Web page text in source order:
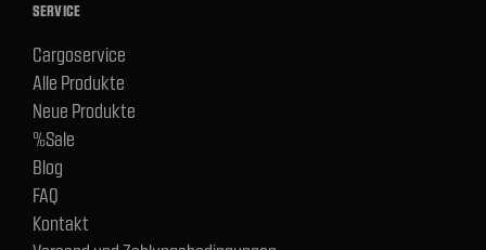
SERVICE
Cargoservice
Alle Produkte
Neue Produkte
%Sale
Blog
FAQ
Kontakt